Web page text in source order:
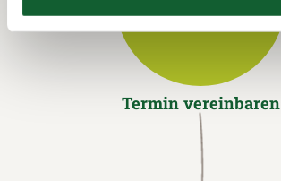
Termin vereinbaren